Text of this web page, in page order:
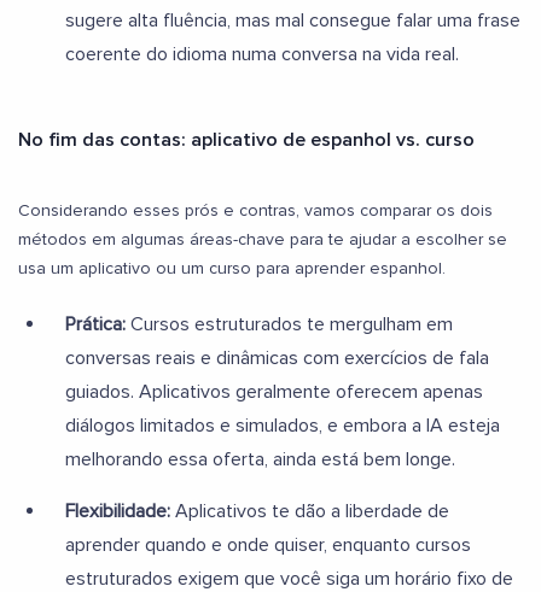
sugere alta fluência, mas mal consegue falar uma frase
coerente do idioma numa conversa na vida real.
No fim das contas: aplicativo de espanhol vs. curso
Considerando esses prós e contras, vamos comparar os dois
métodos em algumas áreas-chave para te ajudar a escolher se
usa um aplicativo ou um curso para aprender espanhol.
Prática: Cursos estruturados te mergulham em
conversas reais e dinâmicas com exercícios de fala
guiados. Aplicativos geralmente oferecem apenas
diálogos limitados e simulados, e embora a IA esteja
melhorando essa oferta, ainda está bem longe.
Flexibilidade: Aplicativos te dão a liberdade de
aprender quando e onde quiser, enquanto cursos
estruturados exigem que você siga um horário fixo de